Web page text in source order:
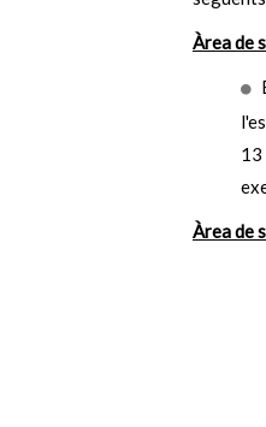
Àrea de
13
Àrea de